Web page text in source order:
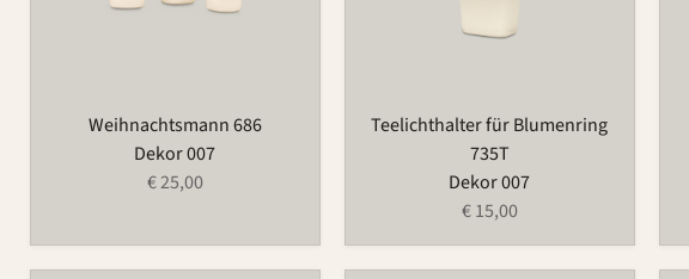
Weihnachtsmann 686
Dekor 007
€ 25,00
Teelichthalter für Blumenring
735T
Dekor 007
€ 15,00